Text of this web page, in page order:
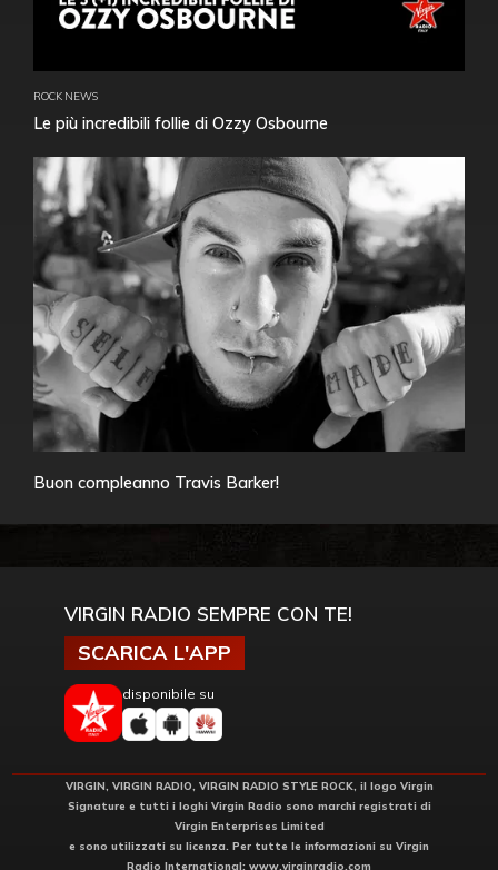
ROCK NEWS
Le più incredibili follie di Ozzy Osbourne
Buon compleanno Travis Barker!
VIRGIN RADIO SEMPRE CON TE!
SCARICA L'APP
disponibile su
VIRGIN, VIRGIN RADIO, VIRGIN RADIO STYLE ROCK, il logo Virgin
Signature e tutti i loghi Virgin Radio sono marchi registrati di
Virgin Enterprises Limited
e sono utilizzati su licenza. Per tutte le informazioni su Virgin
Radio International: www.virginradio.com